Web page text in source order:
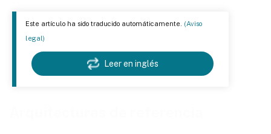
Este artículo ha sido traducido automáticamente. (Aviso
legal)
Leer en inglés
Citrix Content Collaboration
Google Cloud Platform